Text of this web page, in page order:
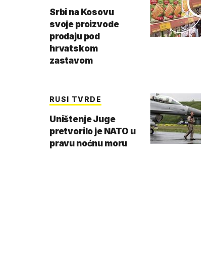
Srbi na Kosovu
svoje proizvode
prodaju pod
hrvatskom
zastavom
RUSI TVRDE
Uništenje Juge
pretvorilo je NATO u
pravu noćnu moru